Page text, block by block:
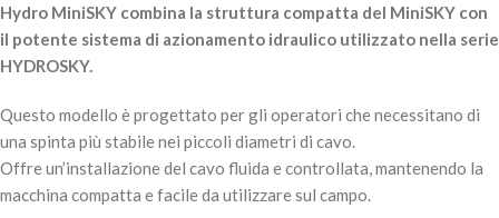
Hydro MiniSKY combina la struttura compatta del MiniSKY con
il potente sistema di azionamento idraulico utilizzato nella serie
HYDROSKY.
Questo modello è progettato per gli operatori che necessitano di
una spinta più stabile nei piccoli diametri di cavo.
Offre un’installazione del cavo fluida e controllata, mantenendo la
macchina compatta e facile da utilizzare sul campo.